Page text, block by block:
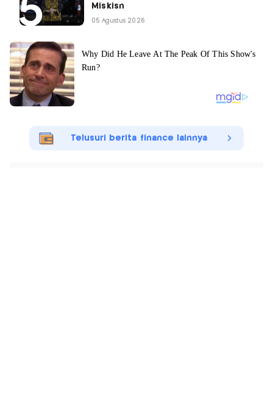
Miskisn
05 Agustus 2026
Telusuri berita finance lainnya